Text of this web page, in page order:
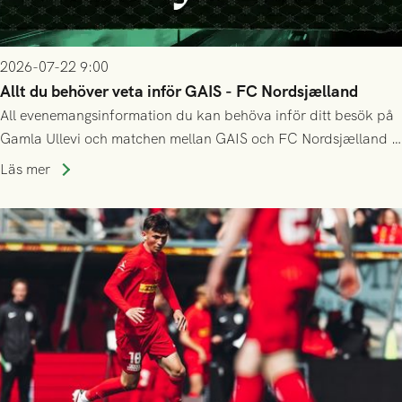
2026-07-22 9:00
Allt du behöver veta inför GAIS - FC Nordsjælland
All evenemangsinformation du kan behöva inför ditt besök på
Gamla Ullevi och matchen mellan GAIS och FC Nordsjælland i
kvalet till Conference League! Avspark kl 19.00 på torsdag
Läs mer